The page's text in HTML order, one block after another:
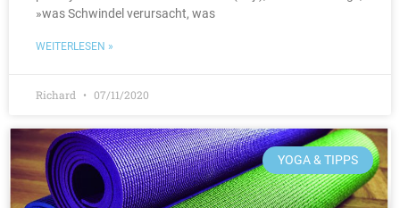
»was Schwindel verursacht, was
WEITERLESEN »
Richard 07/11/2020
YOGA & TIPPS